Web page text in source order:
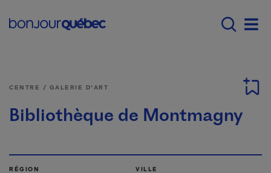
Main navigation -
CENTRE / GALERIE D'ART
Bibliothèque de Montmagny
RÉGION VILLE